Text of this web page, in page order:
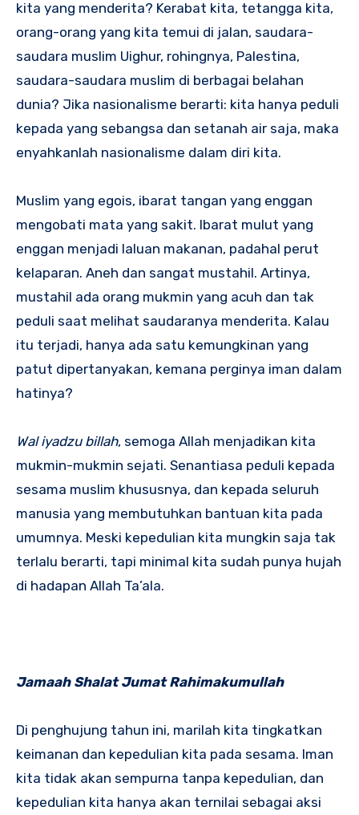
kita yang menderita? Kerabat kita, tetangga kita,
orang-orang yang kita temui di jalan, saudara-
saudara muslim Uighur, rohingnya, Palestina,
saudara-saudara muslim di berbagai belahan
dunia? Jika nasionalisme berarti: kita hanya peduli
kepada yang sebangsa dan setanah air saja, maka
enyahkanlah nasionalisme dalam diri kita.
Muslim yang egois, ibarat tangan yang enggan
mengobati mata yang sakit. Ibarat mulut yang
enggan menjadi laluan makanan, padahal perut
kelaparan. Aneh dan sangat mustahil. Artinya,
mustahil ada orang mukmin yang acuh dan tak
peduli saat melihat saudaranya menderita. Kalau
itu terjadi, hanya ada satu kemungkinan yang
patut dipertanyakan, kemana perginya iman dalam
hatinya?
Wal iyadzu billah, semoga Allah menjadikan kita
mukmin-mukmin sejati. Senantiasa peduli kepada
sesama muslim khususnya, dan kepada seluruh
manusia yang membutuhkan bantuan kita pada
umumnya. Meski kepedulian kita mungkin saja tak
terlalu berarti, tapi minimal kita sudah punya hujah
di hadapan Allah Ta’ala.
Jamaah Shalat Jumat Rahimakumullah
Di penghujung tahun ini, marilah kita tingkatkan
keimanan dan kepedulian kita pada sesama. Iman
kita tidak akan sempurna tanpa kepedulian, dan
kepedulian kita hanya akan ternilai sebagai aksi